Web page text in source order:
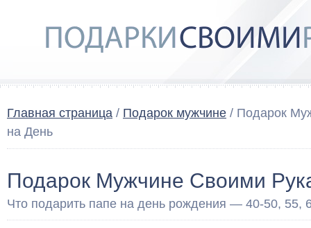
Главная страница / Подарок мужчине / Подарок
на День
Подарок Мужчине Своими
Что подарить папе на день рождения — 40-50, 55,